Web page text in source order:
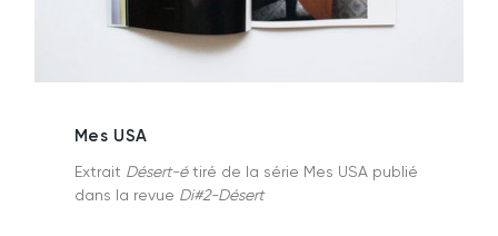
Mes USA
Extrait Désert-étiré de la série Mes USA publié
dans la revue Di#2-Désert